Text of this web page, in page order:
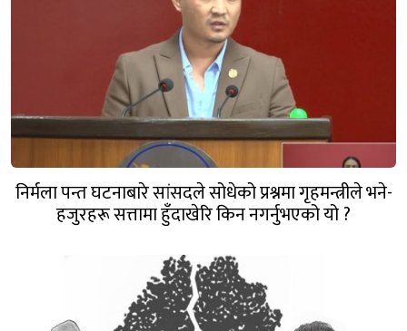
निर्मला पन्त घटनाबारे सांसदले सोधेको प्रश्नमा गृहमन्त्रीले भने-
हजुरहरू सत्तामा हुँदाखेरि किन नगर्नुभएको यो ?